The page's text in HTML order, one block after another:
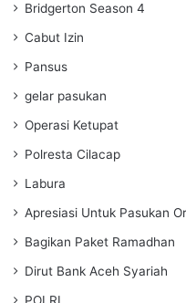
Bridgerton Season 4
Cabut Izin
Pansus
gelar pasukan
Operasi Ketupat
Polresta Cilacap
Labura
Apresiasi Untuk Pasukan
Bagikan Paket Ramadhan
Dirut Bank Aceh Syariah